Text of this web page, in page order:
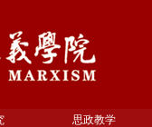
思政教学